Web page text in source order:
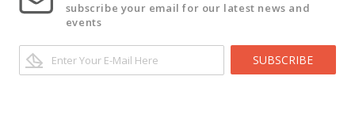
subscribe your email for our latest news and
events
SUBSCRIBE